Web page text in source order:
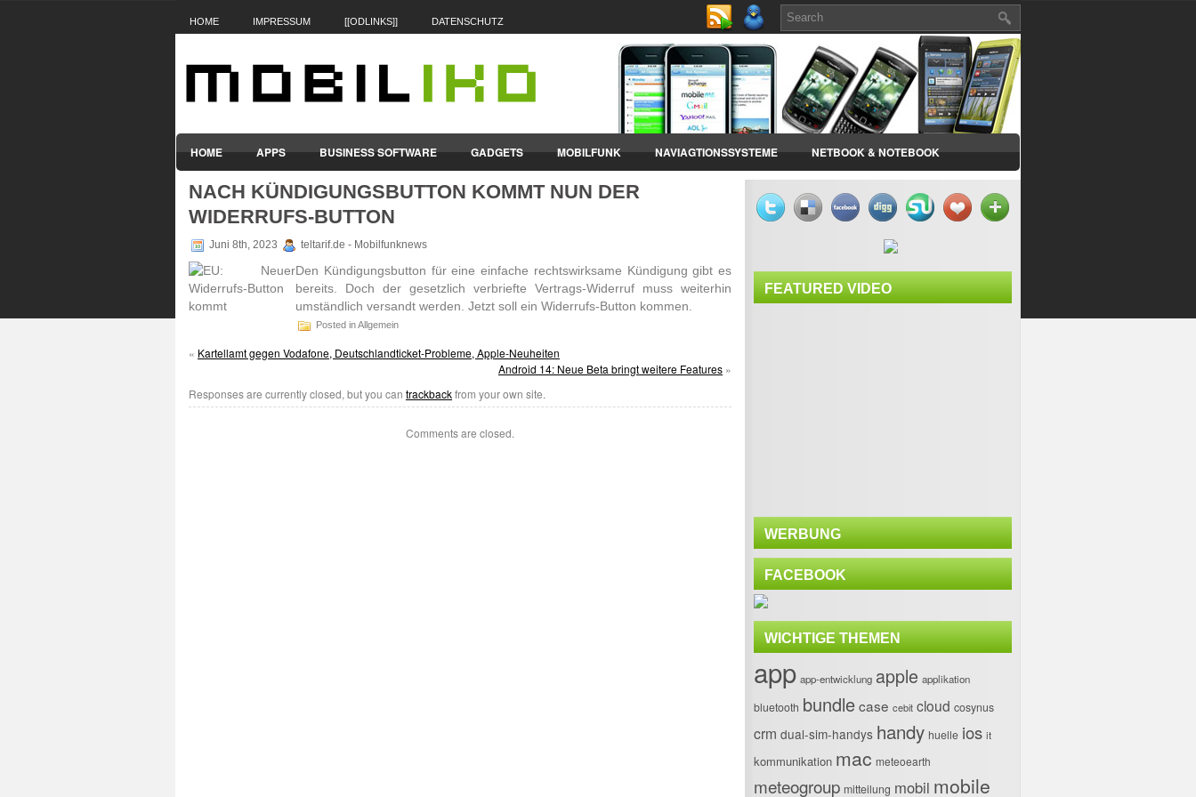
HOME IMPRESSUM [[ODLINKS]] DATENSCHUTZ
HOME APPS BUSINESS SOFTWARE GADGETS MOBILFUNK NAVIAGTIONSSYSTEME NETBOOK & NOTEBOOK
SMARTPHONES & HANDYS TABLET-PCS VERTRÄGE & TARIFE
NACH KÜNDIGUNGSBUTTON KOMMT NUN DER
WIDERRUFS-BUTTON
Juni 8th, 2023 teltarif.de - Mobilfunknews
Den Kündi­gungs­button für eine einfache rechts­wirk­same Kündi­gung gibt es
bereits. Doch der gesetz­lich verbriefte Vertrags-Widerruf muss weiterhin
umständ­lich versandt werden. Jetzt soll ein Wider­rufs-Button kommen.
Posted in Allgemein
« Kartellamt gegen Vodafone, Deutschlandticket-Probleme, Apple-Neuheiten
Android 14: Neue Beta bringt weitere Features »
Responses are currently closed, but you can trackbackfrom your own site.
Comments are closed.
FEATURED VIDEO
WERBUNG
FACEBOOK
WICHTIGE THEMEN
app app-entwicklung apple applikation
bluetooth bundlecase cebit cloud cosynus
crm dual-sim-handys handy huelle ios it
kommunikation mac meteoearth
meteogroup mitteilung mobil mobile